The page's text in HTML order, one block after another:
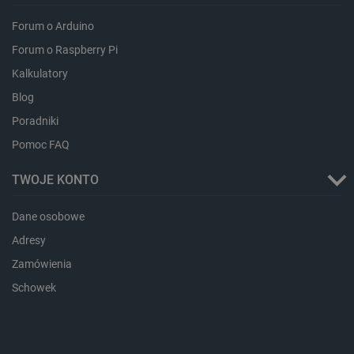
Forum o Arduino
Forum o Raspberry Pi
Kalkulatory
Blog
Poradniki
Pomoc FAQ
TWOJE KONTO
Dane osobowe
Adresy
Zamówienia
Schowek